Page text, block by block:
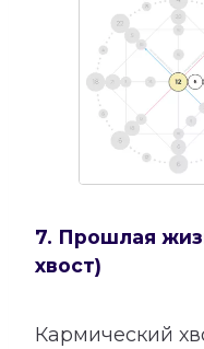
7. Прошлая
хвост)
Кармический